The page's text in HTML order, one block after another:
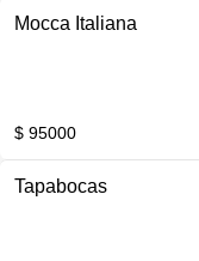
Mocca Italiana
$ 95000
Tapabocas